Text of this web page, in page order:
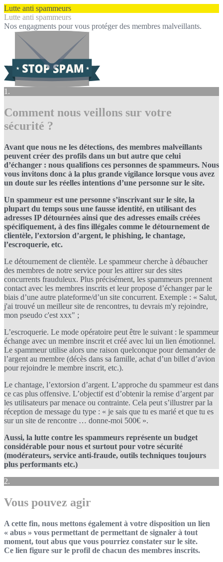
Lutte anti spammeurs
Lutte anti spammeurs
Nos engagments pour vous protéger des membres malveillants.
1.
Comment nous veillons sur votre
sécurité ?
Avant que nous ne les détections, des membres malveillants
peuvent créer des profils dans un but autre que celui
d’échanger : nous qualifions ces personnes de spammeurs. Nous
vous invitons donc à la plus grande vigilance lorsque vous avez
un doute sur les réelles intentions d’une personne sur le site.
Un spammeur est une personne s’inscrivant sur le site, la
plupart du temps sous une fausse identité, en utilisant des
adresses IP détournées ainsi que des adresses emails créées
spécifiquement, à des fins illégales comme le détournement de
clientèle, l’extorsion d’argent, le phishing, le chantage,
l’escroquerie, etc.
Le détournement de clientèle. Le spammeur cherche à débaucher
des membres de notre service pour les attirer sur des sites
concurrents frauduleux. Plus précisément, les spammeurs prennent
contact avec les membres inscrits et leur propose d’échanger par le
biais d’une autre plateforme/d’un site concurrent. Exemple : « Salut,
j'ai trouvé un meilleur site de rencontres, tu devrais m'y rejoindre,
mon pseudo c'est xxx" ;
L’escroquerie. Le mode opératoire peut être le suivant : le spammeur
échange avec un membre inscrit et créé avec lui un lien émotionnel.
Le spammeur utilise alors une raison quelconque pour demander de
l’argent au membre (décès dans sa famille, achat d’un billet d’avion
pour rejoindre le membre inscrit, etc.).
Le chantage, l’extorsion d’argent. L’approche du spammeur est dans
ce cas plus offensive. L’objectif est d’obtenir la remise d’argent par
les utilisateurs par menace ou contrainte. Cela peut s’illustrer par la
réception de message du type : « je sais que tu es marié et que tu es
sur un site de rencontre … donne-moi 500€ ».
Aussi, la lutte contre les spammeurs représente un budget
considérable pour nous et surtout pour votre sécurité
(modérateurs, service anti-fraude, outils techniques toujours
plus performants etc.)
2.
Vous pouvez agir
A cette fin, nous mettons également à votre disposition un lien
« abus » vous permettant de permettant de signaler à tout
moment, tout abus que vous pourriez constater sur le site.
Ce lien figure sur le profil de chacun des membres inscrits.